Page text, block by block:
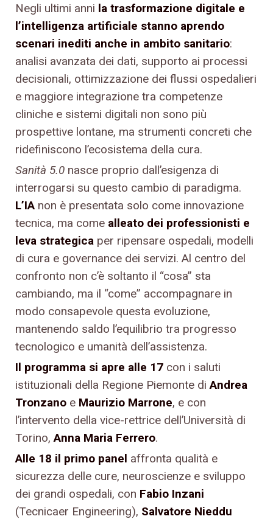
Negli ultimi anni la trasformazione digitale e
l’intelligenza artificiale stanno aprendo
scenari inediti anche in ambito sanitario:
analisi avanzata dei dati, supporto ai processi
decisionali, ottimizzazione dei flussi ospedalieri
e maggiore integrazione tra competenze
cliniche e sistemi digitali non sono più
prospettive lontane, ma strumenti concreti che
ridefiniscono l’ecosistema della cura.
Sanità 5.0 nasce proprio dall’esigenza di
interrogarsi su questo cambio di paradigma.
L’IA non è presentata solo come innovazione
tecnica, ma come alleato dei professionisti e
leva strategica per ripensare ospedali, modelli
di cura e governance dei servizi. Al centro del
confronto non c’è soltanto il “cosa” sta
cambiando, ma il “come” accompagnare in
modo consapevole questa evoluzione,
mantenendo saldo l’equilibrio tra progresso
tecnologico e umanità dell’assistenza.
Il programma si apre alle 17 con i saluti
istituzionali della Regione Piemonte di Andrea
Tronzano e Maurizio Marrone, e con
l’intervento della vice-rettrice dell’Università di
Torino, Anna Maria Ferrero.
Alle 18 il primo panel affronta qualità e
sicurezza delle cure, neuroscienze e sviluppo
dei grandi ospedali, con Fabio Inzani
(Tecnicaer Engineering), Salvatore Nieddu